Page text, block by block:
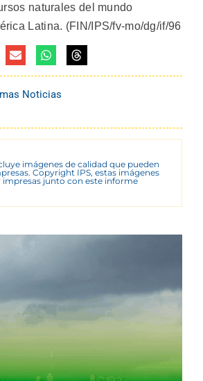
naturales del mundo
Latina. (FIN/IPS/fv-mo/dg/if/96
Noticias
imágenes de calidad que pueden
Copyright IPS, estas imágenes
impresas junto con este informe